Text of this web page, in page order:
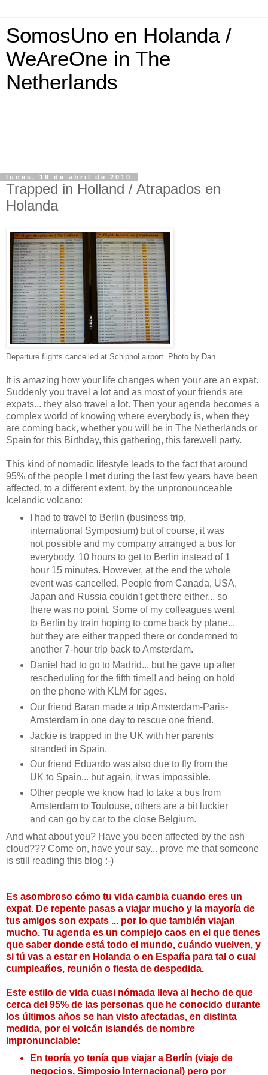
SomosUno en Holanda /
WeAreOne in The
Netherlands
lunes, 19 de abril de 2010
Trapped in Holland / Atrapados en
Holanda
Departure flights cancelled at Schiphol airport. Photo by Dan.
It is amazing how your life changes when your are an expat.
Suddenly you travel a lot and as most of your friends are
expats... they also travel a lot. Then your agenda becomes a
complex world of knowing where everybody is, when they
are coming back, whether you will be in The Netherlands or
Spain for this Birthday, this gathering, this farewell party.
This kind of nomadic lifestyle leads to the fact that around
95% of the people I met during the last few years have been
affected, to a different extent, by the unpronounceable
Icelandic volcano:
I had to travel to Berlin (business trip,
international Symposium) but of course, it was
not possible and my company arranged a bus for
everybody. 10 hours to get to Berlin instead of 1
hour 15 minutes. However, at the end the whole
event was cancelled. People from Canada, USA,
Japan and Russia couldn't get there either... so
there was no point. Some of my colleagues went
to Berlin by train hoping to come back by plane...
but they are either trapped there or condemned to
another 7-hour trip back to Amsterdam.
Daniel had to go to Madrid... but he gave up after
rescheduling for the fifth time!! and being on hold
on the phone with KLM for ages.
Our friend Baran made a trip Amsterdam-Paris-
Amsterdam in one day to rescue one friend.
Jackie is trapped in the UK with her parents
stranded in Spain.
Our friend Eduardo was also due to fly from the
UK to Spain... but again, it was impossible.
Other people we know had to take a bus from
Amsterdam to Toulouse, others are a bit luckier
and can go by car to the close Belgium.
And what about you? Have you been affected by the ash
cloud??? Come on, have your say... prove me that someone
is still reading this blog :-)
Es asombroso cómo tu vida cambia cuando eres un
expat. De repente pasas a viajar mucho y la mayoría de
tus amigos son expats ... por lo que también viajan
mucho. Tu agenda es un complejo caos en el que tienes
que saber donde está todo el mundo, cuándo vuelven, y
si tú vas a estar en Holanda o en España para tal o cual
cumpleaños, reunión o fiesta de despedida.
Este estilo de vida cuasi nómada lleva al hecho de que
cerca del 95% de las personas que he conocido durante
los últimos años se han visto afectadas, en distinta
medida, por el volcán islandés de nombre
impronunciable:
En teoría yo tenía que viajar a Berlín (viaje de
negocios, Simposio Internacional) pero por